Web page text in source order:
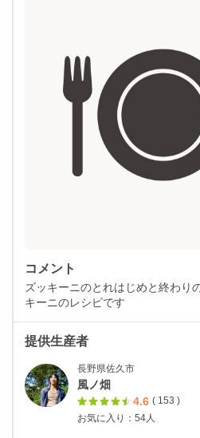
コメント
ズッキーニのとれはじめと終わり
キーニのレシピです
提供生産者
長野県佐久市
風ノ畑
4.6 ( 153 )
お気に入り：54人